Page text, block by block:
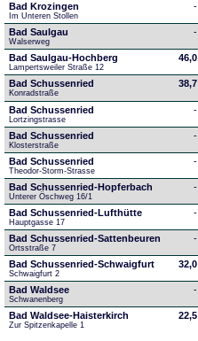
Bad Krozingen
Im Unteren Stollen
-
Bad Saulgau
Walserweg
-
Bad Saulgau-Hochberg
Lampertsweiler Straße 12
46,0
Bad Schussenried
Konradstraße
38,7
Bad Schussenried
Lortzingstrasse
-
Bad Schussenried
Klosterstraße
-
Bad Schussenried
Theodor-Storm-Strasse
-
Bad Schussenried-Hopferbach
Unterer Öschweg 16/1
-
Bad Schussenried-Lufthütte
Hauptgasse 17
-
Bad Schussenried-Sattenbeuren
Ortsstraße 7
-
Bad Schussenried-Schwaigfurt
Schwaigfurt 2
32,0
Bad Waldsee
Schwanenberg
-
Bad Waldsee-Haisterkirch
Zur Spitzenkapelle 1
22,5